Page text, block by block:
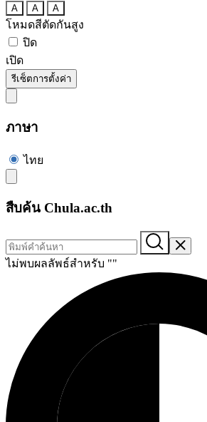
A A A
โหมดสีตัดกันสูง
ปิด
เปิด
รีเซ็ตการตั้งค่า
ภาษา
ไทย
สืบค้น Chula.ac.th
ไม่พบผลลัพธ์สำหรับ ""